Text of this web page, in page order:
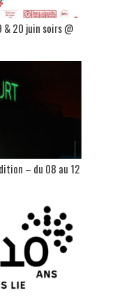
& 20 juin soirs @
– du 08 au 12